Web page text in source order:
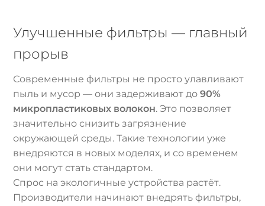
Улучшенные фильтры — главный
прорыв
Современные фильтры не просто улавливают
пыль и мусор — они задерживают до90%
микропластиковых волокон. Это позволяет
значительно снизить загрязнение
окружающей среды. Такие технологии уже
внедряются в новых моделях, и со временем
они могут стать стандартом.
Спрос на экологичные устройства растёт.
Производители начинают внедрять фильтры,